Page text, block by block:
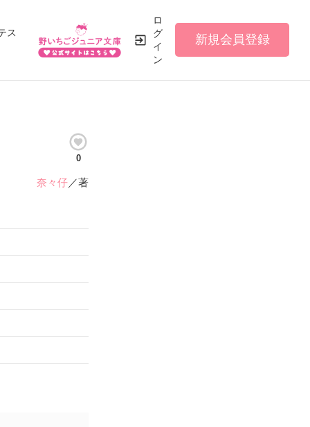
ス
ロ
グ
イ
ン
新規会員登録
0
奈々仔／著